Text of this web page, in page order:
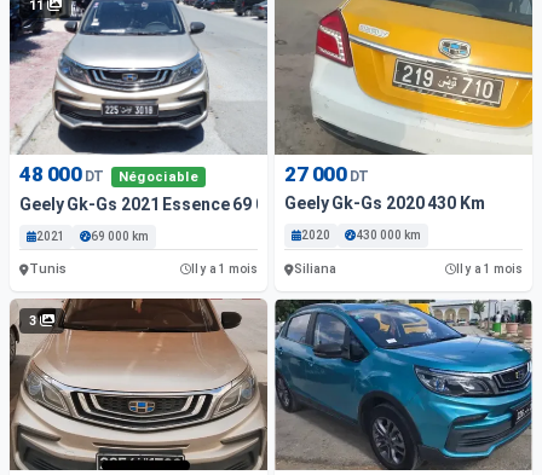
11
48 000 DT Négociable
Geely Gk-Gs 2021 Essence 69 000 Km Tunis
2021 69 000 km
Tunis Il y a 1 mois
27 000 DT
Geely Gk-Gs 2020 430 Km
2020 430 000 km
Siliana Il y a 1 mois
3